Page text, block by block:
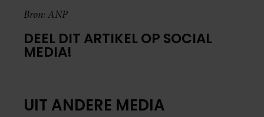
Bron: ANP
DEEL DIT ARTIKEL OP SOCIAL
MEDIA!
UIT ANDERE MEDIA